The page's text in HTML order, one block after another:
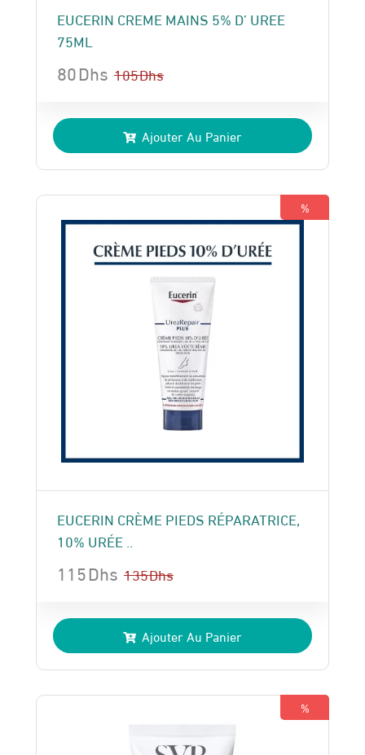
EUCERIN CREME MAINS 5% D’ UREE
75ML
105Dhs
prix
initial
était :
105 Dhs.
80Dhs
prix
actuel
est :
80 Dhs.
Ajouter Au Panier
%
EUCERIN CRÈME PIEDS RÉPARATRICE,
10% URÉE ..
135Dhs
prix
initial
était :
135 Dhs.
115Dhs
prix
actuel
est :
115 Dhs.
Ajouter Au Panier
%